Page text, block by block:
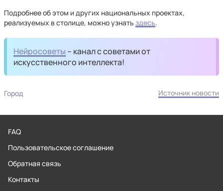
Подробнее об этом и других национальных проектах,
реализуемых в столице, можно узнать здесь.
Нейросоветы – канал с советами от
искусственного интеллекта!
Город Источник новости
FAQ
Пользовательское соглашение
Обратная связь
Контакты